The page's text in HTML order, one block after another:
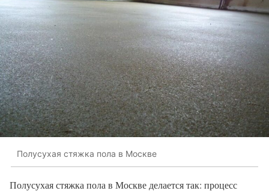
Полусухая стяжка пола в Москве
Полусухая стяжка пола в Москве делается так: процесс